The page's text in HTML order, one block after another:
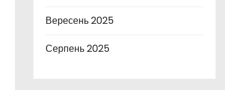
Вересень 2025
Серпень 2025